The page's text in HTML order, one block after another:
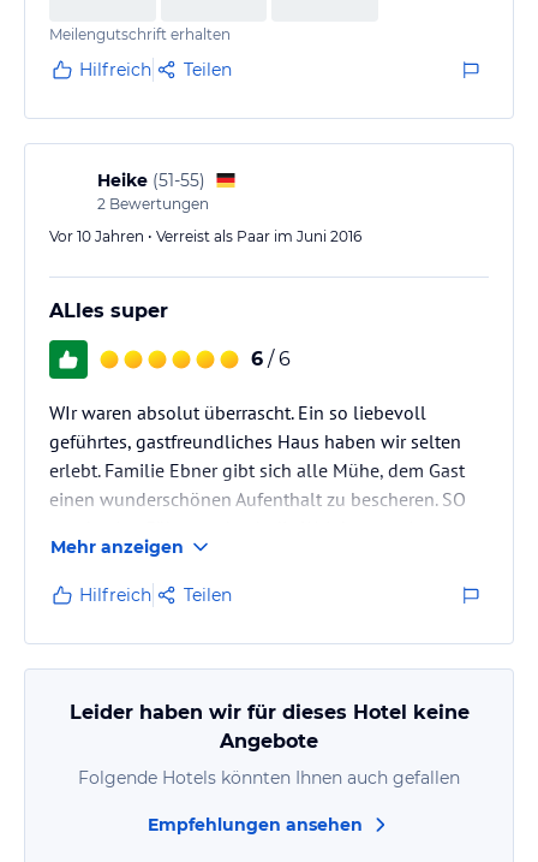
Meilengutschrift erhalten
Hilfreich Teilen
Heike (51-55)
2 Bewertungen
Vor 10 Jahren • Verreist als Paar im Juni 2016
ALles super
6 / 6
WIr waren absolut überrascht. Ein so liebevoll
geführtes, gastfreundliches Haus haben wir selten
erlebt. Familie Ebner gibt sich alle Mühe, dem Gast
einen wunderschönen Aufenthalt zu bescheren. SO
anschließender Verkostung der eigen angebauten
Weine vom Hausherrn angeboten. Auch wurden keine
Mühen gescheut, den Gästen die Vefolgung der EM
zu ermöglichen. HIerzu hat uns Frau Ebner noch
leckere Kleinigkeiten für die Halbzeit zur Verfügung
gestellt.
Mehr anzeigen
Hilfreich Teilen
Leider haben wir für dieses Hotel keine
Angebote
Folgende Hotels könnten Ihnen auch gefallen
Empfehlungen ansehen